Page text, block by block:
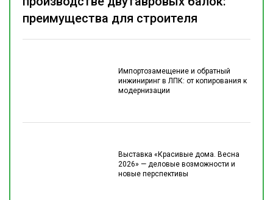
Импортозамещение и обратный
инжиниринг в ЛПК: от копирования к
модернизации
Выставка «Красивые дома. Весна
2026» — деловые возможности и
новые перспективы
преимущества для строителя